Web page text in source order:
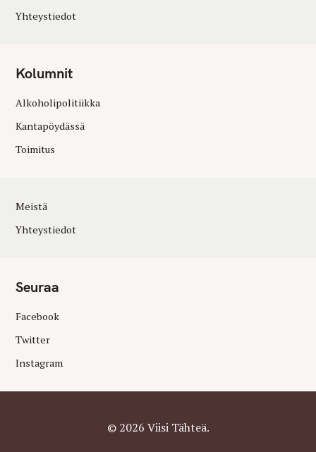
Yhteystiedot
Kolumnit
Alkoholipolitiikka
Kantapöydässä
Toimitus
Meistä
Yhteystiedot
Seuraa
Facebook
Twitter
Instagram
© 2026 Viisi Tähteä.